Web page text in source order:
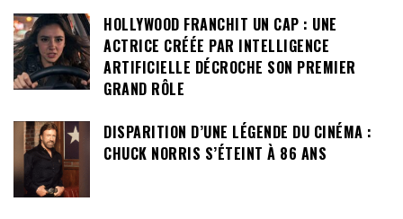
HOLLYWOOD FRANCHIT UN CAP : UNE
ACTRICE CRÉÉE PAR INTELLIGENCE
ARTIFICIELLE DÉCROCHE SON PREMIER
GRAND RÔLE
DISPARITION D’UNE LÉGENDE DU CINÉMA :
CHUCK NORRIS S’ÉTEINT À 86 ANS